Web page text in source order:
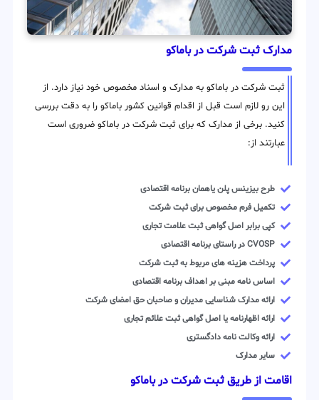
مدارک ثبت شرکت در باماکو
ثبت شرکت در باماکو به مدارک و اسناد مخصوص خود نیاز دارد. از
این رو لازم است قبل از اقدام قوانین کشور باماکو را به دقت بررسی
کنید. برخی از مدارک که برای ثبت شرکت در باماکو ضروری است
عبارتند از:
طرح بیزینس پلن یاهمان برنامه اقتصادی
تکمیل فرم مخصوص برای ثبت شرکت
کپی برابر اصل گواهی ثبت علامت تجاری
CVOSP در راستای برنامه اقتصادی
پرداخت هزینه های مربوط به ثبت شرکت
اساس نامه مبنی بر اهداف برنامه اقتصادی
ارائه مدارک شناسایی مدیران و صاحبان حق امضای شرکت
ارائه اظهارنامه یا اصل گواهی ثبت علائم تجاری
ارائه وکالت نامه دادگستری
سایر مدارک
اقامت از طریق ثبت شرکت در باماکو